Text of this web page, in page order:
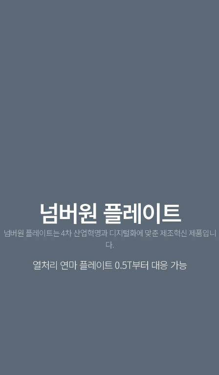
넘버원 플레이트
넘버원 플레이트는 4차 산업혁명과 디지털화에 맞춘 제조혁신 제품입니
다.
열처리 연마 플레이트 0.5T부터 대응 가능